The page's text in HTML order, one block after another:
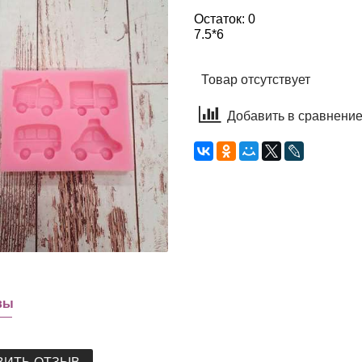
Остаток: 0
7.5*6
Товар отсутствует
Добавить в сравнение